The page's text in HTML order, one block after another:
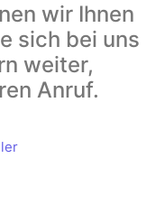
wir Ihnen
sich bei uns
weiter,
Anruf.